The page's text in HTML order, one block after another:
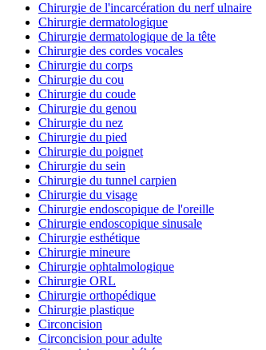
Chirurgie de l'incarcération du nerf ulnaire
Chirurgie dermatologique
Chirurgie dermatologique de la tête
Chirurgie des cordes vocales
Chirurgie du corps
Chirurgie du cou
Chirurgie du coude
Chirurgie du genou
Chirurgie du nez
Chirurgie du pied
Chirurgie du poignet
Chirurgie du sein
Chirurgie du tunnel carpien
Chirurgie du visage
Chirurgie endoscopique de l'oreille
Chirurgie endoscopique sinusale
Chirurgie esthétique
Chirurgie mineure
Chirurgie ophtalmologique
Chirurgie ORL
Chirurgie orthopédique
Chirurgie plastique
Circoncision
Circoncision pour adulte